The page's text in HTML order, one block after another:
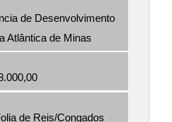
de Desenvolvimento
Atlântica de Minas
de Reis/Congados